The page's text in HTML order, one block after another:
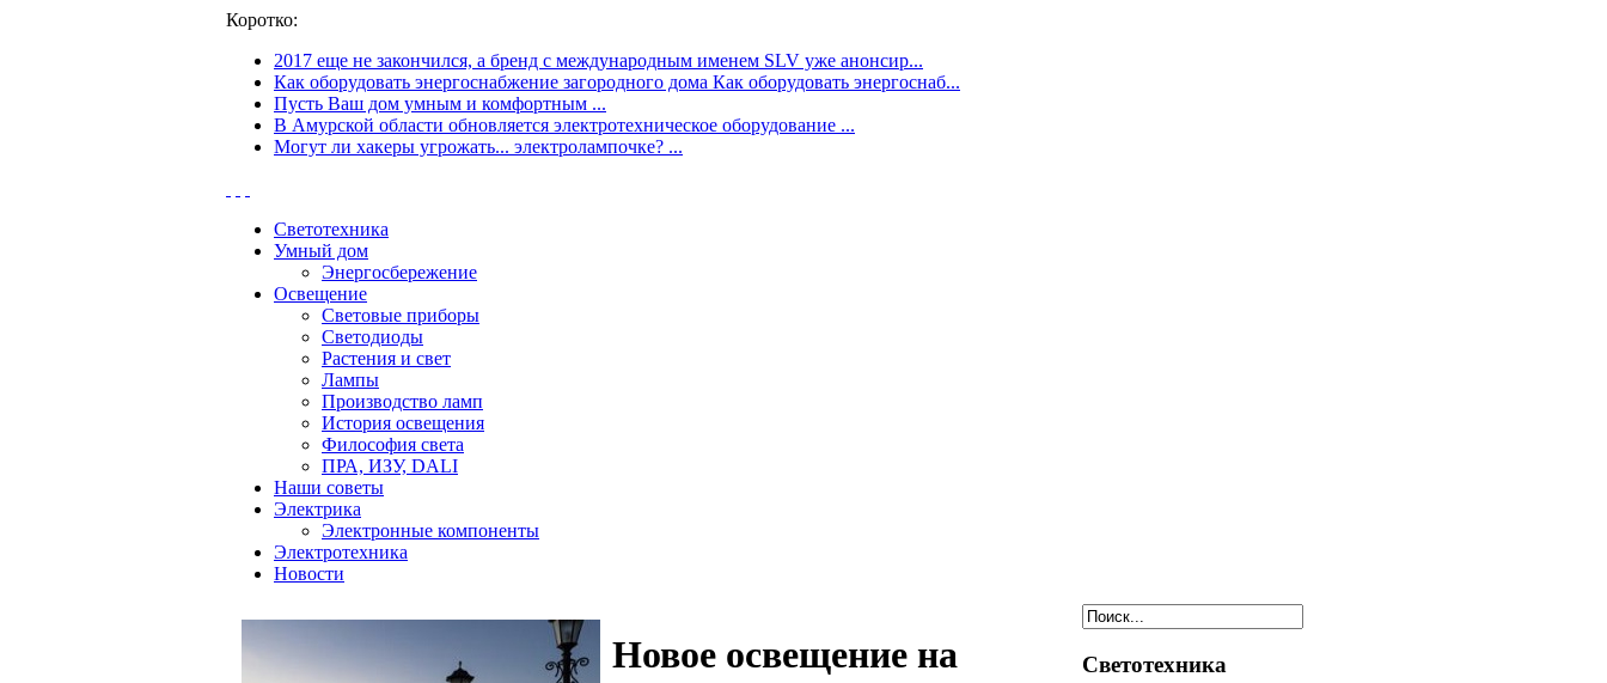
Коротко:
2017 еще не закончился, а бренд с международным именем SLV уже анонсир...
Как оборудовать энергоснабжение загородного дома Как оборудовать энергоснаб...
Пусть Ваш дом умным и комфортным ...
В Амурской области обновляется электротехническое оборудование ...
Могут ли хакеры угрожать... электролампочке? ...
Светотехника
Умный дом
Энергосбережение
Освещение
Световые приборы
Светодиоды
Растения и свет
Лампы
Производство ламп
История освещения
Философия света
ПРА, ИЗУ, DALI
Наши советы
Электрика
Электронные компоненты
Электротехника
Новости
Новое освещение на
Светотехника